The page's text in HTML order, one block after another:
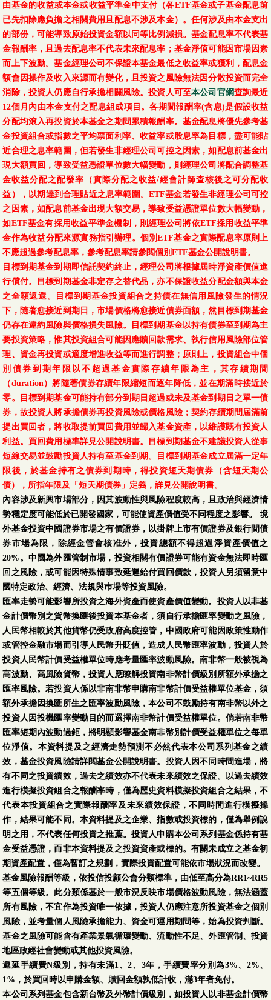
由基金的收益或本金或收益平準金中支付（各ETF基金或子基金配息前
已先扣除應負擔之相關費用且配息不涉及本金）。任何涉及由本金支出
的部份，可能導致原始投資金額以同等比例減損。基金配息率不代表基
金報酬率，且過去配息率不代表未來配息率；基金淨值可能因市場因素
而上下波動。基金經理公司不保證本基金最低之收益率或獲利，配息金
額會因操作及收入來源而有變化，且投資之風險無法因分散投資而完全
消除，投資人仍應自行承擔相關風險。投資人可至本公司官網查詢最近
12個月內由本金支付之配息組成項目。各期間報酬率(含息)是假設收益
分配均滾入再投資於本基金之期間累積報酬率。基金配息將優先參考基
金投資組合或指數之平均票面利率、收益率或股息率為目標，盡可能貼
近合理之息率範圍，但若發生非經理公司可控之因素，如配息前基金出
現大額買回，導致受益憑證單位數大幅變動，則經理公司將配合調整基
金收益分配之配發率（實際分配之收益/經會計師查核後之可分配收
益），以期達到合理貼近之息率範圍。ETF基金若發生非經理公司可控
之因素，如配息前基金出現大額交易，導致受益憑證單位數大幅變動，
如ETF基金有採用收益平準金機制，則經理公司將依ETF採用收益平準
金作為收益分配來源實務指引辦理。個別ETF基金之實際配息率原則上
不應超過參考配息率，參考配息率請參閱個別ETF基金公開說明書。
目標到期基金到期即信託契約終止，經理公司將根據屆時淨資產價值進
行償付。目標到期基金非定存之替代品，亦不保證收益分配金額與本金
之全額返還。目標到期基金投資組合之持債在無信用風險發生的情況
下，隨著愈接近到期日，市場價格將愈接近債券面額，然目標到期基金
仍存在違約風險與價格損失風險。目標到期基金以持有債券至到期為主
要投資策略，惟其投資組合可能因應贖回款需求、執行信用風險部位管
理、資金再投資或適度增進收益等而進行調整；原則上，投資組合中個
別債券到期年限以不超過基金實際存續年限為主，其存續期間
（duration）將隨著債券存續年限縮短而逐年降低，並在期滿時接近於
零。目標到期基金可能持有部分到期日超過或未及基金到期日之單一債
券，故投資人將承擔債券再投資風險或價格風險；契約存續期間屆滿前
提出買回者，將收取提前買回費用並歸入基金資產，以維護既有投資人
利益。買回費用標準詳見公開說明書。目標到期基金不建議投資人從事
短線交易並鼓勵投資人持有至基金到期。目標到期基金成立屆滿一定年
限後，於基金持有之債券到期時，得投資短天期債券（含短天期公
債），所指年限及「短天期債券」定義，詳見公開說明書。
內容涉及新興市場部分，因其波動性與風險程度較高，且政治與經濟情
勢穩定度可能低於已開發國家，可能使資產價值受不同程度之影響。 境
外基金投資中國證券市場之有價證券，以掛牌上市有價證券及銀行間債
券市場為限，除經金管會核准外，投資總額不得超過淨資產價值之
20%。中國為外匯管制市場，投資相關有價證券可能有資金無法即時匯
回之風險，或可能因特殊情事致延遲給付買回價款，投資人另須留意中
國特定政治、經濟、法規與巿場等投資風險。
匯率走勢可能影響所投資之海外資產而使資產價值變動。投資人以非基
金計價幣別之貨幣換匯後投資本基金者，須自行承擔匯率變動之風險，
人民幣相較於其他貨幣仍受政府高度控管，中國政府可能因政策性動作
或管控金融市場而引導人民幣升貶值，造成人民幣匯率波動，投資人於
投資人民幣計價受益權單位時應考量匯率波動風險。南非幣一般被視為
高波動、高風險貨幣，投資人應瞭解投資南非幣計價級別所額外承擔之
匯率風險。若投資人係以非南非幣申購南非幣計價受益權單位基金，須
額外承擔因換匯所生之匯率波動風險，本公司不鼓勵持有南非幣以外之
投資人因投機匯率變動目的而選擇南非幣計價受益權單位。倘若南非幣
匯率短期內波動過鉅，將明顯影響基金南非幣別計價受益權單位之每單
位淨值。本資料提及之經濟走勢預測不必然代表本公司系列基金之績
效，基金投資風險請詳閱基金公開說明書。投資人因不同時間進場，將
有不同之投資績效，過去之績效亦不代表未來績效之保證。以過去績效
進行模擬投資組合之報酬率時，僅為歷史資料模擬投資組合之結果，不
代表本投資組合之實際報酬率及未來績效保證，不同時間進行模擬操
作，結果可能不同。本資料提及之企業、指數或投資標的，僅為舉例說
明之用，不代表任何投資之推薦。投資人申購本公司系列基金係持有基
金受益憑證，而非本資料提及之投資資產或標的。有關未成立之基金初
期資產配置，僅為暫訂之規劃，實際投資配置可能依市場狀況而改變。
基金風險報酬等級，依投信投顧公會分類標準，由低至高分為RR1~RR5
等五個等級。此分類係基於一般市況反映市場價格波動風險，無法涵蓋
所有風險，不宜作為投資唯一依據，投資人仍應注意所投資基金之個別
風險，並考量個人風險承擔能力、資金可運用期間等，始為投資判斷。
基金之風險可能含有產業景氣循環變動、流動性不足、外匯管制、投資
地區政經社會變動或其他投資風險。
遞延手續費N級別，持有未滿1、2、3年，手續費率分別為3%、2%、
1%，於買回時以申購金額、贖回金額孰低計收，滿3年者免付。
本公司系列基金包含新台幣及外幣計價級別，如投資人以非基金計價幣